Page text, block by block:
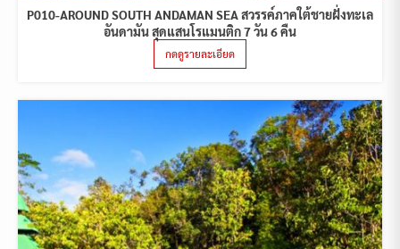
P010-AROUND SOUTH ANDAMAN SEA สวรรค์ภาคใต้ชายฝั่งทะเล
อันดามัน สุดแสนโรแมนติก 7 วัน 6 คืน
กดดูรายละเอียด